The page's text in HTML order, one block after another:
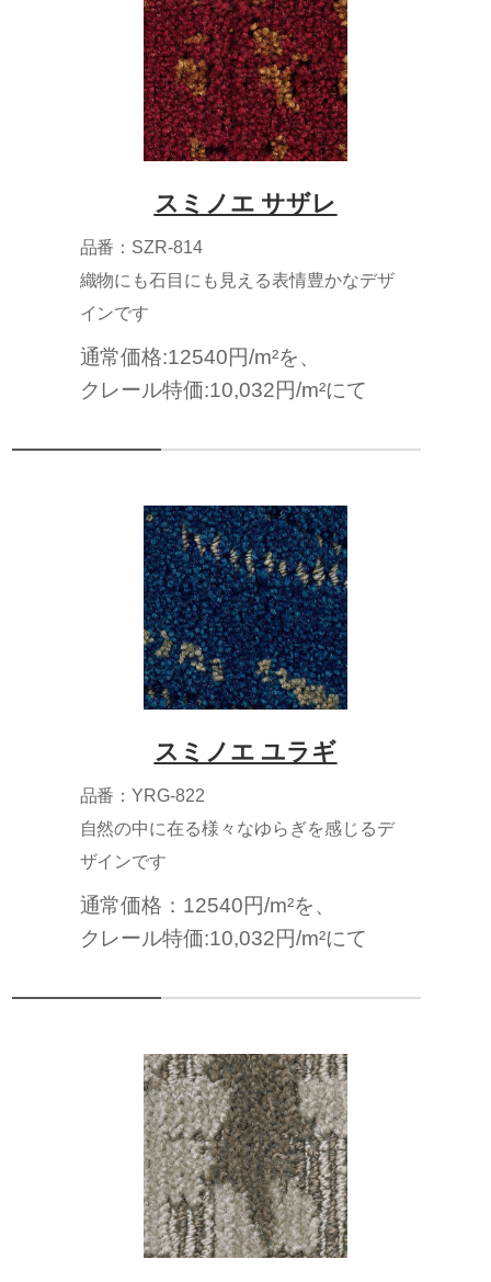
スミノエ サザレ
品番：SZR-814
織物にも石目にも見える表情豊かなデザ
インです
通常価格:12540円/m²を、
クレール特価:10,032円/m²にて
スミノエ ユラギ
品番：YRG-822
自然の中に在る様々なゆらぎを感じるデ
ザインです
通常価格：12540円/m²を、
クレール特価:10,032円/m²にて